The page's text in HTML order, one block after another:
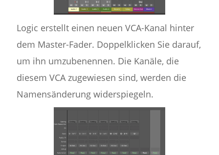
Logic erstellt einen neuen VCA-Kanal hinter
dem Master-Fader. Doppelklicken Sie darauf,
um ihn umzubenennen. Die Kanäle, die
diesem VCA zugewiesen sind, werden die
Namensänderung widerspiegeln.